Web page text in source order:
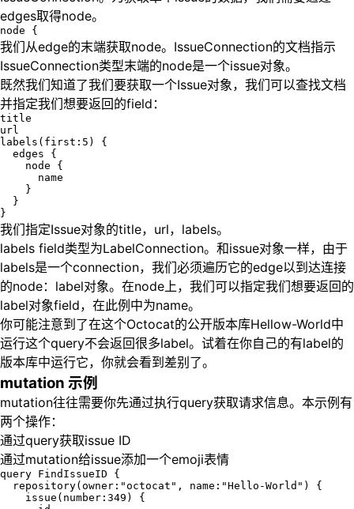
edges取得node。
我们从edge的末端获取node。IssueConnection的文档指示
IssueConnection类型末端的node是一个issue对象。
既然我们知道了我们要获取一个Issue对象，我们可以查找文档
并指定我们想要返回的field：
title
url
labels(first:5) {
  edges {
    node {
      name
    }
  }
我们指定Issue对象的title，url，labels。
labels field类型为LabelConnection。和issue对象一样，由于
labels是一个connection，我们必须遍历它的edge以到达连接
的node：label对象。在node上，我们可以指定我们想要返回的
label对象field，在此例中为name。
你可能注意到了在这个Octocat的公开版本库Hellow-World中
运行这个query不会返回很多label。试着在你自己的有label的
版本库中运行它，你就会看到差别了。
mutation 示例
mutation往往需要你先通过执行query获取请求信息。本示例有
两个操作：
通过query获取issue ID
通过mutation给issue添加一个emoji表情
query FindIssueID {
  repository(owner:"octocat", name:"Hello-World") {
    issue(number:349) {